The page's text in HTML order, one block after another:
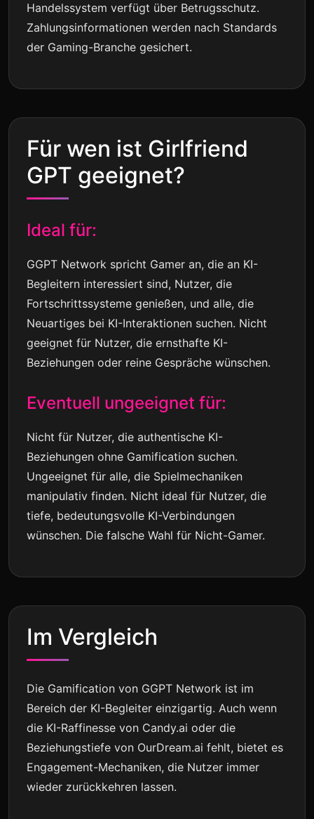
Handelssystem verfügt über Betrugsschutz.
Zahlungsinformationen werden nach Standards
der Gaming-Branche gesichert.
Für wen ist Girlfriend
GPT geeignet?
Ideal für:
GGPT Network spricht Gamer an, die an KI-
Begleitern interessiert sind, Nutzer, die
Fortschrittssysteme genießen, und alle, die
Neuartiges bei KI-Interaktionen suchen. Nicht
geeignet für Nutzer, die ernsthafte KI-
Beziehungen oder reine Gespräche wünschen.
Eventuell ungeeignet für:
Nicht für Nutzer, die authentische KI-
Beziehungen ohne Gamification suchen.
Ungeeignet für alle, die Spielmechaniken
manipulativ finden. Nicht ideal für Nutzer, die
tiefe, bedeutungsvolle KI-Verbindungen
wünschen. Die falsche Wahl für Nicht-Gamer.
Im Vergleich
Die Gamification von GGPT Network ist im
Bereich der KI-Begleiter einzigartig. Auch wenn
die KI-Raffinesse von Candy.ai oder die
Beziehungstiefe von OurDream.ai fehlt, bietet es
Engagement-Mechaniken, die Nutzer immer
wieder zurückkehren lassen.